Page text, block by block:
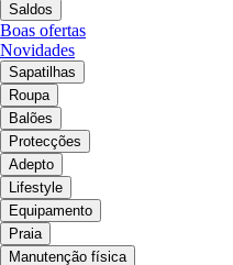
Saldos
Boas ofertas
Novidades
Sapatilhas
Roupa
Balões
Protecções
Adepto
Lifestyle
Equipamento
Praia
Manutenção física